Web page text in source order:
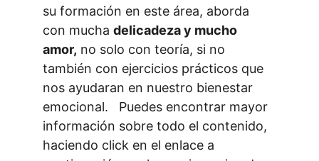
su formación en este área, aborda
con mucha delicadeza y mucho
amor, no solo con teoría, si no
también con ejercicios prácticos que
nos ayudaran en nuestro bienestar
emocional.   Puedes encontrar mayor
información sobre todo el contenido,
haciendo click en el enlace a